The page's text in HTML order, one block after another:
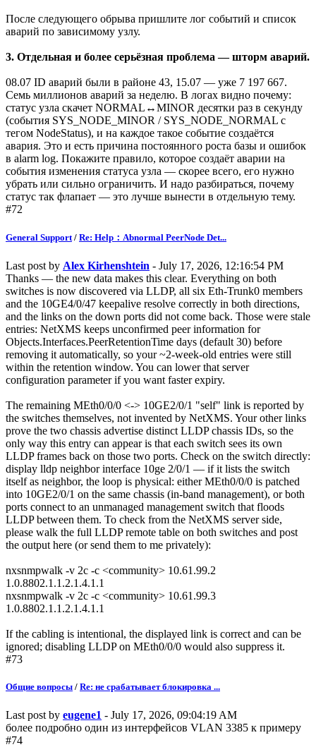
После следующего обрыва пришлите лог событий и список
аварий по зависимому узлу.
3. Отдельная и более серьёзная проблема — шторм аварий.
08.07 ID аварий были в районе 43, 15.07 — уже 7 197 667.
Семь миллионов аварий за неделю. В логах видно почему:
статус узла скачет NORMAL↔MINOR десятки раз в секунду
(события SYS_NODE_MINOR / SYS_NODE_NORMAL с
тегом NodeStatus), и на каждое такое событие создаётся
авария. Это и есть причина постоянного роста базы и ошибок
в alarm log. Покажите правило, которое создаёт аварии на
события изменения статуса узла — скорее всего, его нужно
убрать или сильно ограничить. И надо разбираться, почему
статус так флапает — это лучше вынести в отдельную тему.
#72
General Support/ Re: Help：Abnormal PeerNode Det...
Last post by Alex Kirhenshtein - July 17, 2026, 12:16:54 PM
Thanks — the new data makes this clear. Everything on both
switches is now discovered via LLDP, all six Eth-Trunk0 members
and the 10GE4/0/47 keepalive resolve correctly in both directions,
and the links on the down ports did not come back. Those were stale
entries: NetXMS keeps unconfirmed peer information for
Objects.Interfaces.PeerRetentionTime days (default 30) before
removing it automatically, so your ~2-week-old entries were still
within the retention window. You can lower that server
configuration parameter if you want faster expiry.
The remaining MEth0/0/0 <-> 10GE2/0/1 "self" link is reported by
the switches themselves, not invented by NetXMS. Your other links
prove the two chassis advertise distinct LLDP chassis IDs, so the
only way this entry can appear is that each switch sees its own
LLDP frames back on those two ports. Check on the switch directly:
display lldp neighbor interface 10ge 2/0/1 — if it lists the switch
itself as neighbor, the loop is physical: either MEth0/0/0 is patched
into 10GE2/0/1 on the same chassis (in-band management), or both
ports connect to an unmanaged management switch that floods
LLDP between them. To check from the NetXMS server side,
please walk the full LLDP remote table on both switches and post
the output here (or send them to me privately):
nxsnmpwalk -v 2c -c <community> 10.61.99.2
1.0.8802.1.1.2.1.4.1.1
nxsnmpwalk -v 2c -c <community> 10.61.99.3
1.0.8802.1.1.2.1.4.1.1
If the cabling is intentional, the displayed link is correct and can be
ignored; disabling LLDP on MEth0/0/0 would also suppress it.
#73
Общие вопросы / Re: не срабатывает блокировка ...
Last post by eugene1 - July 17, 2026, 09:04:19 AM
более подробно один из интерфейсов VLAN 3385 к примеру
#74